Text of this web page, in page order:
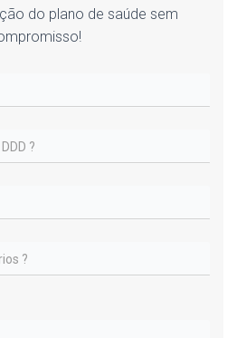
do plano de saúde sem